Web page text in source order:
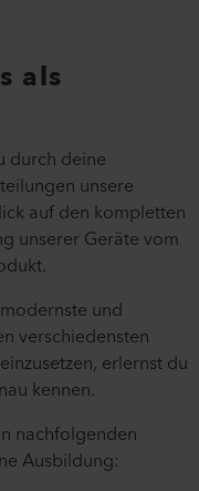
als
durch deine
unsere
auf den kompletten
unserer Geräte vom
und
verschiedensten
erlernst du
kennen.
nachfolgenden
Ausbildung: